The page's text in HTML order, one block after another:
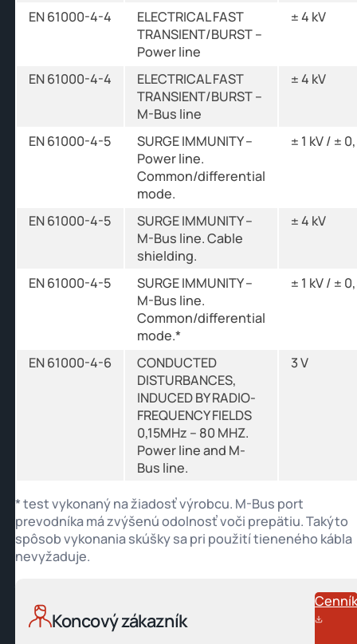
EN 61000-4-4
ELECTRICAL FAST
TRANSIENT/BURST –
Power line
± 4 kV
EN 61000-4-4
ELECTRICAL FAST
TRANSIENT/BURST –
M-Bus line
± 4 kV
EN 61000-4-5
SURGE IMMUNITY –
Power line.
Common/differential
mode.
± 1 kV / ±
EN 61000-4-5
SURGE IMMUNITY –
M-Bus line. Cable
shielding.
± 4 kV
EN 61000-4-5
SURGE IMMUNITY –
M-Bus line.
Common/differential
mode.*
± 1 kV / ±
EN 61000-4-6
CONDUCTED
DISTURBANCES,
INDUCED BY RADIO-
FREQUENCY FIELDS
0,15MHz – 80 MHZ.
Power line and M-
Bus line.
3 V
* test vykonaný na žiadosť výrobcu. M-Bus port
prevodníka má zvýšenú odolnosť voči prepätiu. Takýto
spôsob vykonania skúšky sa pri použití tieneného kábla
nevyžaduje.
Koncový zákazník